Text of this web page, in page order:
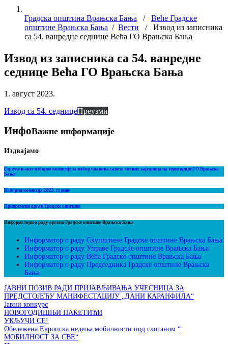
Градска општина Врањска Бања / Веће Градске
општине Врањска Бања / Вести / Извод из записника
са 54. ванредне седнице Већа ГО Врањска Бања
Извод из записника са 54. ванредне
седнице Већа ГО Врањска Бања
1. август 2023.
Извод са 54. седницеПреузми
ИнфоВажне информације
Издвајамо
Одлуке и акте изборне комисије за избор чланова савета месних заједница на територији ГО Врањска
Бања
Изборна комисија 2023. године
Привремени орган Градске општине
Информатори о раду органа Градске општине Врањска Бања
Информатор о раду Скупштине Градске општине Врањска Бања
Информатор о раду Управе Градске општине Врањска Бања
Информатор о раду Већа Градске општине Врањска Бања
Информатор о раду Председника Градске општине Врањска
Бања
ЈАВНИ ПОЗИВ РАДИ ПРИЈАВЉИВАЊА УЧЕСНИЦА ЗА
ПРЕДСТОЈЕЋУ МАНИФЕСТАЦИЈУ „ДАНИ КАРАНФИЛА“
Јавни конкурс
НОВОГОДИШЊИ ПАКЕТИЋИ
УКЉУЧИ СЕ!
Обележена Европска недеља мобилности под слоганом “
МОБИЛНОСТ ЗА СВЕ“